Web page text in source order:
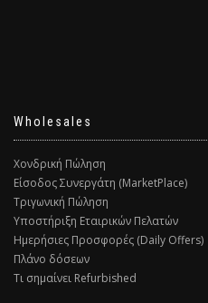
Wholesales
Χονδρική Πώληση
Είσοδος Συνεργάτη (MarketPlace)
Τριγωνική Πώληση
Υποστήριξη Εταιρικών Πελατών
Ημερήσιες Προσφορές (Daily Offers)
Πλάνο δόσεων
Τι σημαίνει Refurbished